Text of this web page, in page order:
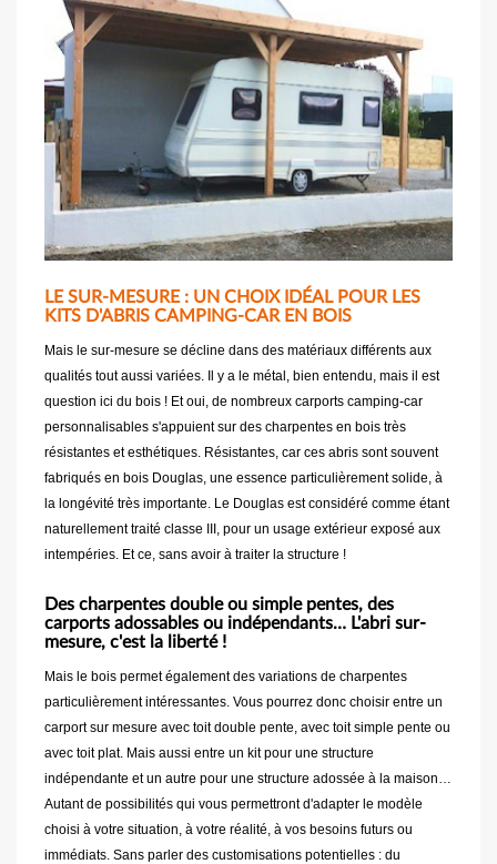
LE SUR-MESURE : UN CHOIX IDÉAL POUR LES
KITS D'ABRIS CAMPING-CAR EN BOIS
Mais le sur-mesure se décline dans des matériaux différents aux
qualités tout aussi variées. Il y a le métal, bien entendu, mais il est
question ici du bois ! Et oui, de nombreux carports camping-car
personnalisables s'appuient sur des charpentes en bois très
résistantes et esthétiques. Résistantes, car ces abris sont souvent
fabriqués en bois Douglas, une essence particulièrement solide, à
la longévité très importante. Le Douglas est considéré comme étant
naturellement traité classe III, pour un usage extérieur exposé aux
intempéries. Et ce, sans avoir à traiter la structure !
Des charpentes double ou simple pentes, des
carports adossables ou indépendants… L'abri sur-
mesure, c'est la liberté !
Mais le bois permet également des variations de charpentes
particulièrement intéressantes. Vous pourrez donc choisir entre un
carport sur mesure avec toit double pente, avec toit simple pente ou
avec toit plat. Mais aussi entre un kit pour une structure
indépendante et un autre pour une structure adossée à la maison…
Autant de possibilités qui vous permettront d'adapter le modèle
choisi à votre situation, à votre réalité, à vos besoins futurs ou
immédiats. Sans parler des customisations potentielles : du